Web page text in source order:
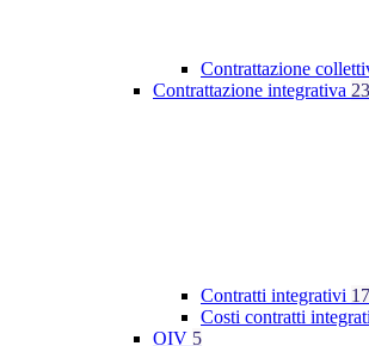
Contrattazione
Contrattazione integrativa 23
Contratti integrativi 17
Costi contratti
OIV 5